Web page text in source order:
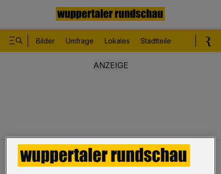
Bilder Umfrage Lokales Stadtteile
Einfach die Leute fragen